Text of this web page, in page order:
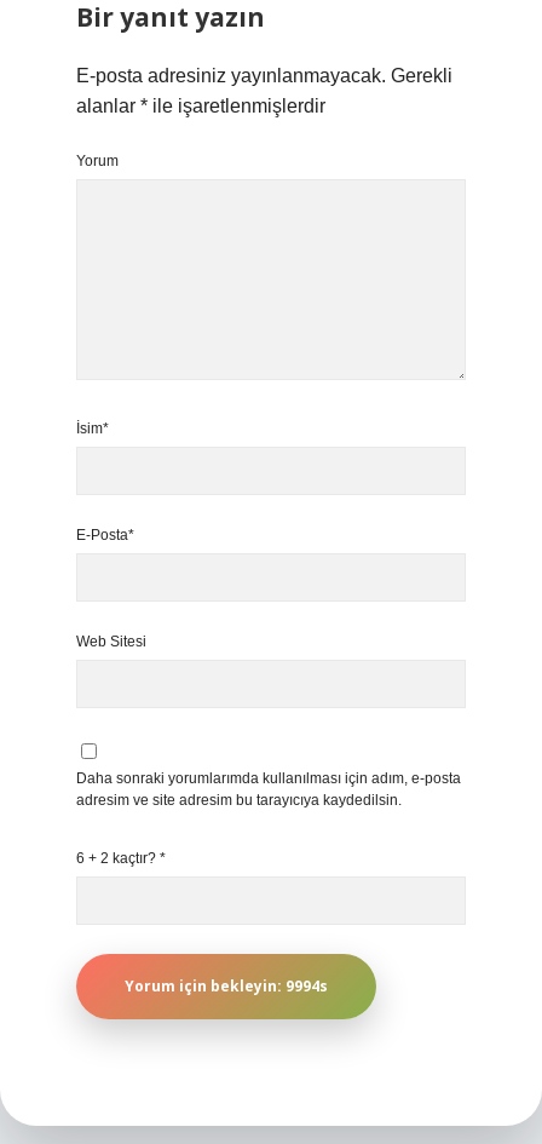
Bir yanıt yazın
E-posta adresiniz yayınlanmayacak. Gerekli
alanlar * ile işaretlenmişlerdir
Yorum
İsim*
E-Posta*
Web Sitesi
Daha sonraki yorumlarımda kullanılması için adım, e-posta
adresim ve site adresim bu tarayıcıya kaydedilsin.
6 + 2 kaçtır? *